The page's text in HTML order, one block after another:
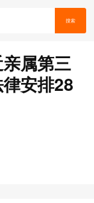
搜索
属第三
安排28